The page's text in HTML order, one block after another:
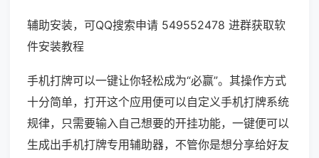
辅助安装，可QQ搜索申请 549552478 进群获取软
件安装教程
手机打牌可以一键让你轻松成为“必赢”。其操作方式
十分简单，打开这个应用便可以自定义手机打牌系统
规律，只需要输入自己想要的开挂功能，一键便可以
生成出手机打牌专用辅助器，不管你是想分享给好友